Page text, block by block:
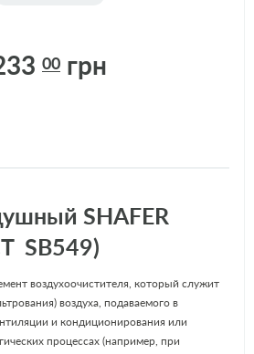
00 грн
SHAFER
SB549)
воздухоочистителя, который служит
воздуха, подаваемого в
и кондиционирования или
процессах (например, при